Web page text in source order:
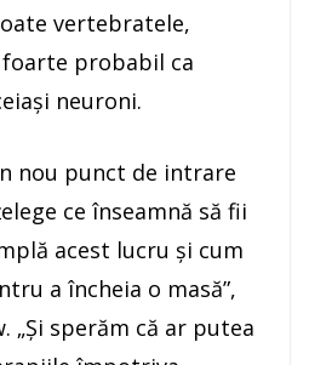
vertebratele,
foarte probabil ca
neuroni.
nou punct de intrare
ce înseamnă să fii
acest lucru şi cum
a încheia o masă”,
„Şi sperăm că ar putea